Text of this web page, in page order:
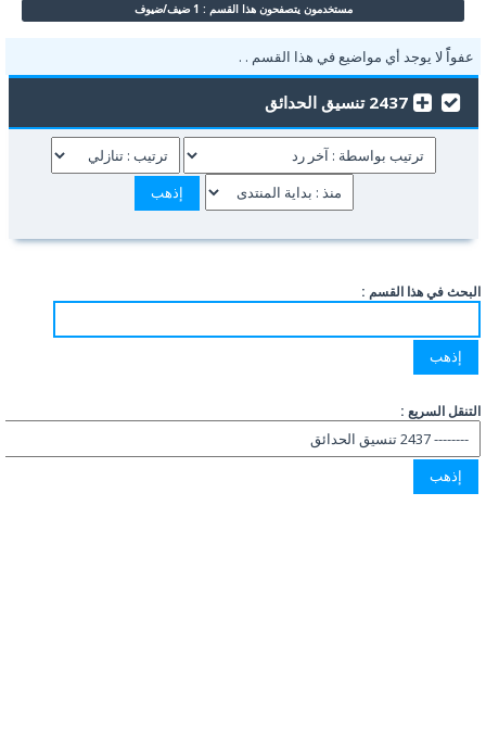
مستخدمون يتصفحون هذا القسم : 1 ضيف/ضيوف
عفواًً لا يوجد أي مواضيع في هذا القسم . .
2437 تنسيق الحدائق
البحث في هذا القسم :
التنقل السريع :